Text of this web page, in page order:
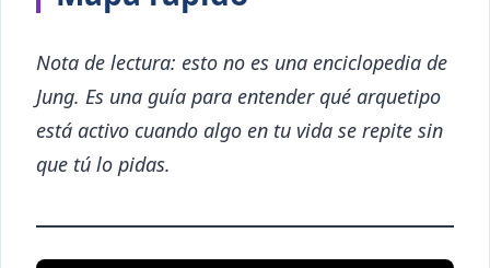
Nota de lectura: esto no es una enciclopedia de
Jung. Es una guía para entender qué arquetipo
está activo cuando algo en tu vida se repite sin
que tú lo pidas.